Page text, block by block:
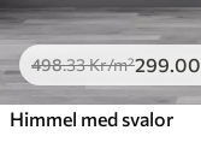
498.33Kr/m²299.00
Himmel med svalor